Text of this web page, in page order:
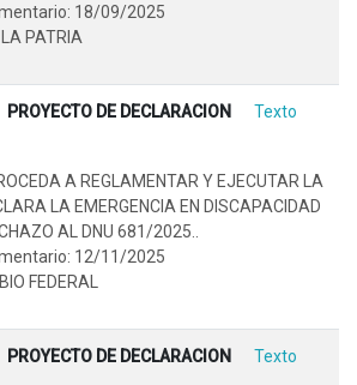
18/09/2025
PATRIA
PROYECTO DE DECLARACION
Texto
A REGLAMENTAR Y EJECUTAR LA
LA EMERGENCIA EN DISCAPACIDAD
AL DNU 681/2025..
12/11/2025
FEDERAL
PROYECTO DE DECLARACION
Texto